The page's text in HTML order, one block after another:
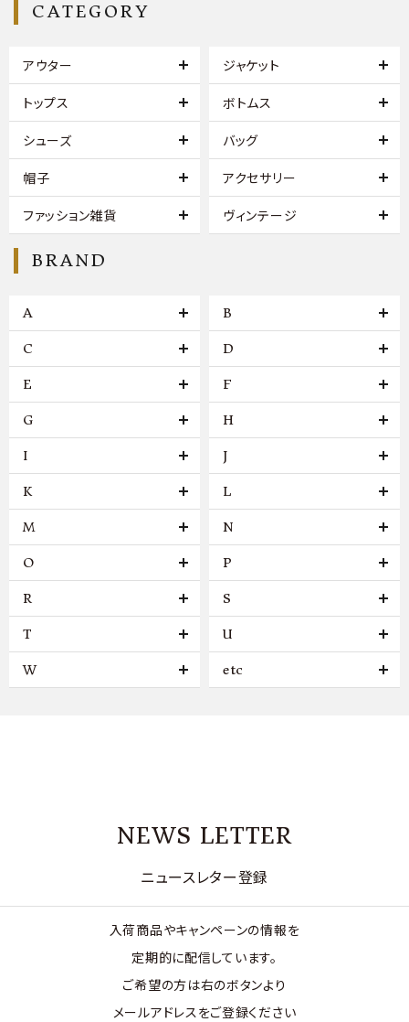
CATEGORY
アウター ジャケット
トップス ボトムス
シューズ バッグ
帽子 アクセサリー
ファッション雑貨 ヴィンテージ
BRAND
A B
C D
E F
G H
I J
K L
M N
O P
R S
T U
W etc
NEWS LETTER
ニュースレター登録
入荷商品やキャンペーンの情報を
定期的に配信しています。
ご希望の方は右のボタンより
メールアドレスをご登録ください